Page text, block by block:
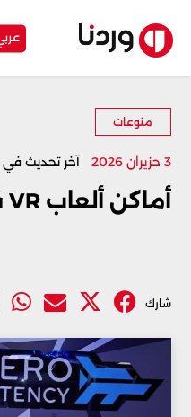
عربي
منوعات
3 حزيران 2026 آخر تحديث في
أماكن ألعاب VR في بيروت
شارك